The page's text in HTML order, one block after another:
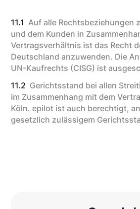
11.1 Auf alle Rechtsbeziehungen
und dem Kunden in
Vertragsverhältnis ist das Recht
Deutschland anzuwenden. Die
UN-Kaufrechts (CISG) ist
11.2 Gerichtsstand bei allen
im Zusammenhang mit dem
Köln. epilot ist auch berechtigt,
gesetzlich zulässigem